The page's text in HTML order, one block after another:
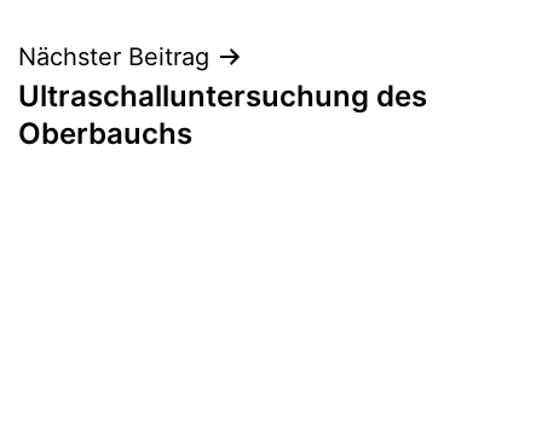
Nächster Beitrag
Ultraschalluntersuchung des
Oberbauchs